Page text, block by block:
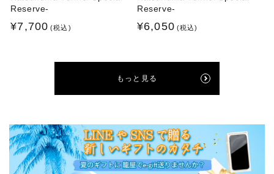
Reserve-
通
¥7,700 (税込)
Reserve-
通
格
¥6,050 (税込)
もっと見る